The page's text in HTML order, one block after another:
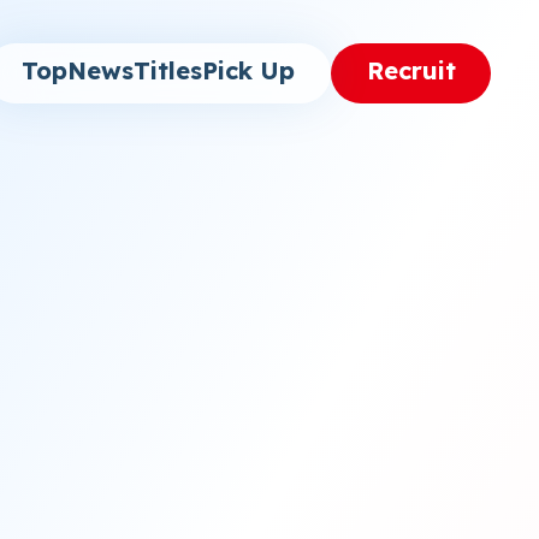
TopNewsTitlesPick Up Recruit